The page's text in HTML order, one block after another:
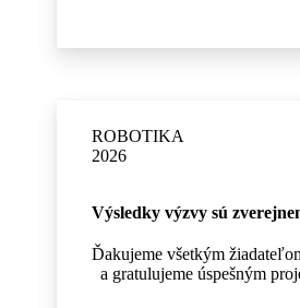
ROBOTIKA
2026
Výsledky výzvy sú
Ďakujeme všetkým
a gratulujeme úspešným